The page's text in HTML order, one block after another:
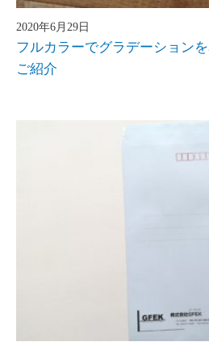
2020年6月29日
フルカラーでグラデーション
ご紹介